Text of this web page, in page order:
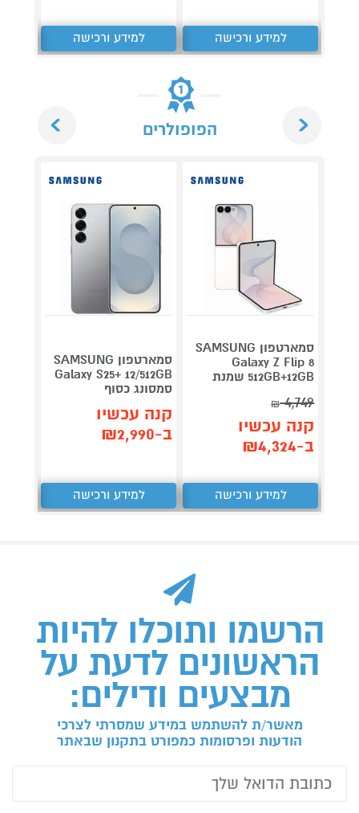
למידע ורכישה למידע ורכישה
הפופולרים
סמארטפון SAMSUNG
Galaxy Z Flip 8
512GB+12GB שמנת
4,749
₪
קנה עכשיו
ב-₪4,324
למידע ורכישה
סמארטפון SAMSUNG
Galaxy S25+ 12/512GB
סמסונג כסוף
קנה עכשיו
ב-₪2,990
למידע ורכישה
הרשמו ותוכלו להיות
הראשונים לדעת על
מבצעים ודילים:
מאשר/ת להשתמש במידע שמסרתי לצרכי
הודעות ופרסומות כמפורט בתקנון שבאתר